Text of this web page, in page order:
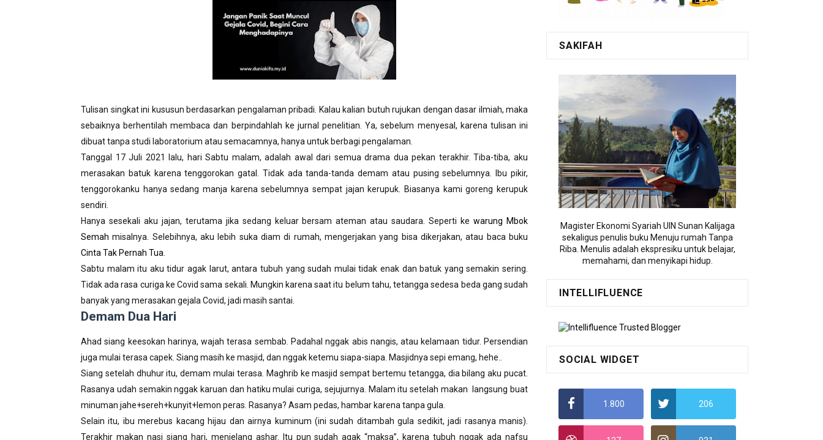
Tulisan singkat ini kususun berdasarkan pengalaman pribadi. Kalau kalian butuh rujukan dengan dasar ilmiah, maka
sebaiknya berhentilah membaca dan berpindahlah ke jurnal penelitian. Ya, sebelum menyesal, karena tulisan ini
dibuat tanpa studi laboratorium atau semacamnya, hanya untuk berbagi pengalaman.
Tanggal 17 Juli 2021 lalu, hari Sabtu malam, adalah awal dari semua drama dua pekan terakhir. Tiba-tiba, aku
merasakan batuk karena tenggorokan gatal. Tidak ada tanda-tanda demam atau pusing sebelumnya. Ibu pikir,
tenggorokanku hanya sedang manja karena sebelumnya sempat jajan kerupuk. Biasanya kami goreng kerupuk
sendiri.
Hanya sesekali aku jajan, terutama jika sedang keluar bersam ateman atau saudara. Seperti ke warung Mbok
Semahmisalnya. Selebihnya, aku lebih suka diam di rumah, mengerjakan yang bisa dikerjakan, atau baca buku
Cinta Tak Pernah Tua.
Sabtu malam itu aku tidur agak larut, antara tubuh yang sudah mulai tidak enak dan batuk yang semakin sering.
Tidak ada rasa curiga ke Covid sama sekali. Mungkin karena saat itu belum tahu, tetangga sedesa beda gang sudah
banyak yang merasakan gejala Covid, jadi masih santai.
Demam Dua Hari
Ahad siang keesokan harinya, wajah terasa sembab. Padahal nggak abis nangis, atau kelamaan tidur. Persendian
juga mulai terasa capek. Siang masih ke masjid, dan nggak ketemu siapa-siapa. Masjidnya sepi emang, hehe..
Siang setelah dhuhur itu, demam mulai terasa. Maghrib ke masjid sempat bertemu tetangga, dia bilang aku pucat.
Rasanya udah semakin nggak karuan dan hatiku mulai curiga, sejujurnya. Malam itu setelah makan
langsung buat
minuman jahe+sereh+kunyit+lemon peras. Rasanya? Asam pedas, hambar karena tanpa gula.
Selain itu, ibu merebus kacang hijau dan airnya kuminum (ini sudah ditambah gula sedikit, jadi rasanya manis).
Terakhir makan nasi siang hari, menjelang ashar. Itu pun sudah agak “maksa”, karena tubuh nggak ada nafsu
SAKIFAH
Magister Ekonomi Syariah UIN Sunan Kalijaga
sekaligus penulis buku Menuju rumah Tanpa
Riba. Menulis adalah ekspresiku untuk belajar,
memahami, dan menyikapi hidup.
INTELLIFLUENCE
SOCIAL WIDGET
1.800 206